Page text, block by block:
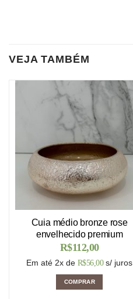
VEJA TAMBÉM
Cuia médio bronze rose
envelhecido premium
R$112,00
Em até 2x de R$56,00 s/ juros
COMPRAR